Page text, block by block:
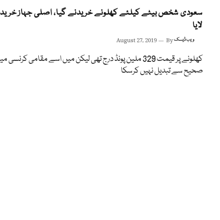
سعودی شخص بیٹے کیلئے کھلونے خریدنے گیا، اصلی جہاز خرید
لایا
August 27, 2019 Byویب ڈیسک
کھلونے پر قیمت 329 ملین پونڈ درج تھی لیکن میں اسے مقامی کرنسی
صحیح سے تبدیل نہیں کرسکا